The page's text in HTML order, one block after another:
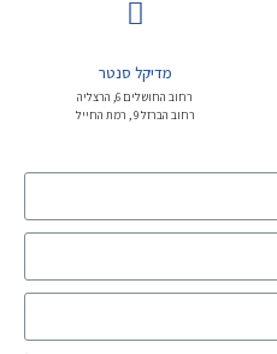
מדיקל סנטר
רחוב החושלים 6, הרצליה
רחוב הברזל 9 , רמת החייל